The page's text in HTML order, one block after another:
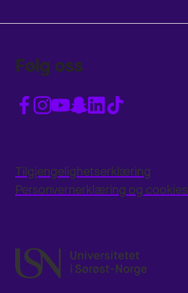
Følg oss
Tilgjengelighetserklæring
Personvernerklæring og cookies